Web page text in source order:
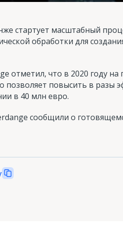
стартует масштабный
обработки для
отметил, что в 2020 году
позволяет повысить в разы
в 40 млн евро.
сообщили о